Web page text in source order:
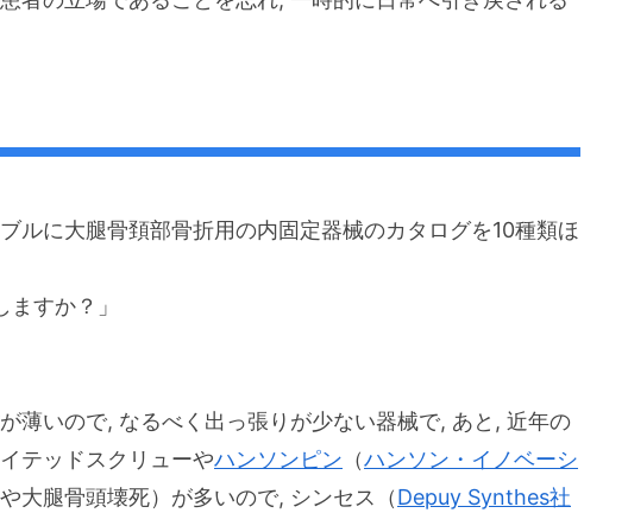
ルに大腿骨頚部骨折用の内固定器械のカタログを10種類ほ
すか？」
薄いので, なるべく出っ張りが少ない器械で, あと, 近年の
テッドスクリューやハンソンピン （ハンソン・イノベーシ
大腿骨頭壊死）が多いので, シンセス（Depuy Synthes社